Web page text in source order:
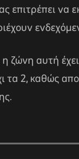
επιτρέπει να
ζώνη αυτή
τα 2, καθώς